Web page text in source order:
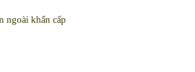
ngoài khẩn cấp